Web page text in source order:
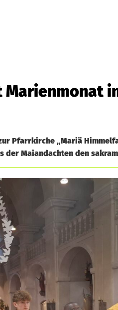
Pfarrkirche „Mariä
der Maiandachten den